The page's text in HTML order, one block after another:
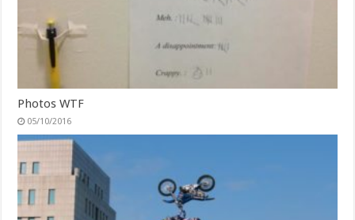
Photos WTF
05/10/2016